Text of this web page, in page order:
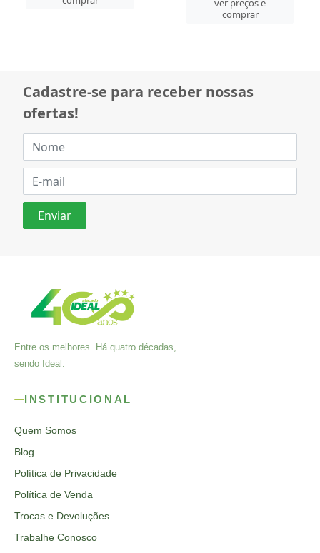
ver preços e
comprar
Cadastre-se para receber nossas
ofertas!
Entre os melhores. Há quatro décadas,
sendo Ideal.
INSTITUCIONAL
Quem Somos
Blog
Política de Privacidade
Política de Venda
Trocas e Devoluções
Trabalhe Conosco